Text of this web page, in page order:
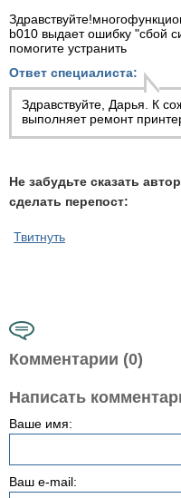
b010 выдает ошибку "сбой
помогите устранить
Ответ специалиста:
Здравствуйте, Дарья. К
выполняет ремонт
Не забудьте сказать
сделать перепост:
Твитнуть
Комментарии (0)
Написать
Ваше имя:
Ваш e-mail: